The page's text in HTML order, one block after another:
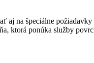
aj na špeciálne
ktorá ponúka služby